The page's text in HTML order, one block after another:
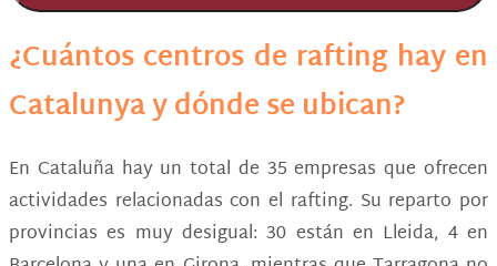
¿Cuántos centros de rafting hay en
Catalunya y dónde se ubican?
En Cataluña hay un total de 35 empresas que ofrecen
actividades relacionadas con el rafting. Su reparto por
provincias es muy desigual: 30 están en Lleida, 4 en